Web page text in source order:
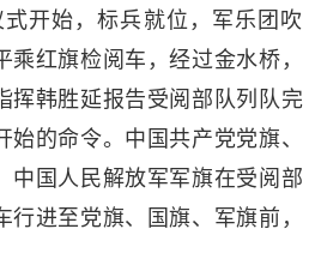
开始，标兵就位，军乐团吹
乘红旗检阅车，经过金水桥，
挥韩胜延报告受阅部队列队完
的命令。中国共产党党旗、
中国人民解放军军旗在受阅部
行进至党旗、国旗、军旗前，